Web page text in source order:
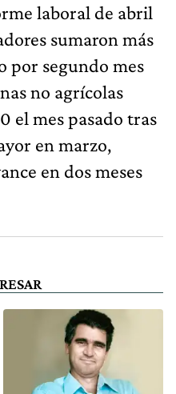
laboral de abril
sumaron más
por segundo mes
no agrícolas
el mes pasado tras
en marzo,
en dos meses